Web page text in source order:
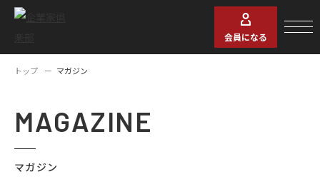
会員になる
トップ マガジン
MAGAZINE
マガジン